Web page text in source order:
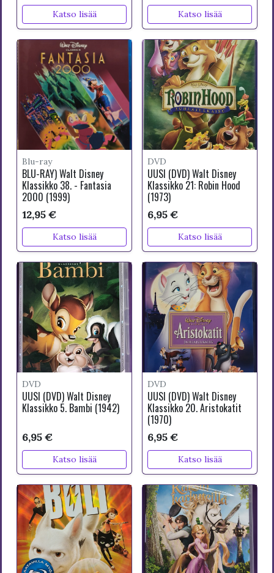
Katso lisää Katso lisää
Blu-ray
BLU-RAY) Walt Disney
Klassikko 38. - Fantasia
2000 (1999)
12,95 €
Katso lisää
DVD
UUSI (DVD) Walt Disney
Klassikko 21: Robin Hood
(1973)
6,95 €
Katso lisää
DVD
UUSI (DVD) Walt Disney
Klassikko 5. Bambi (1942)
6,95 €
Katso lisää
DVD
UUSI (DVD) Walt Disney
Klassikko 20. Aristokatit
(1970)
6,95 €
Katso lisää